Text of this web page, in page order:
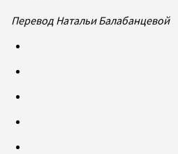
Перевод Натальи Балабанцевой